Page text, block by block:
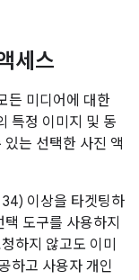
세스
든 미디어에 대한
특정 이미지 및 동
는 선택한 사진 액
이상을 타겟팅하
도구를 사용하지
하지 않고도 이미
하고 사용자 개인